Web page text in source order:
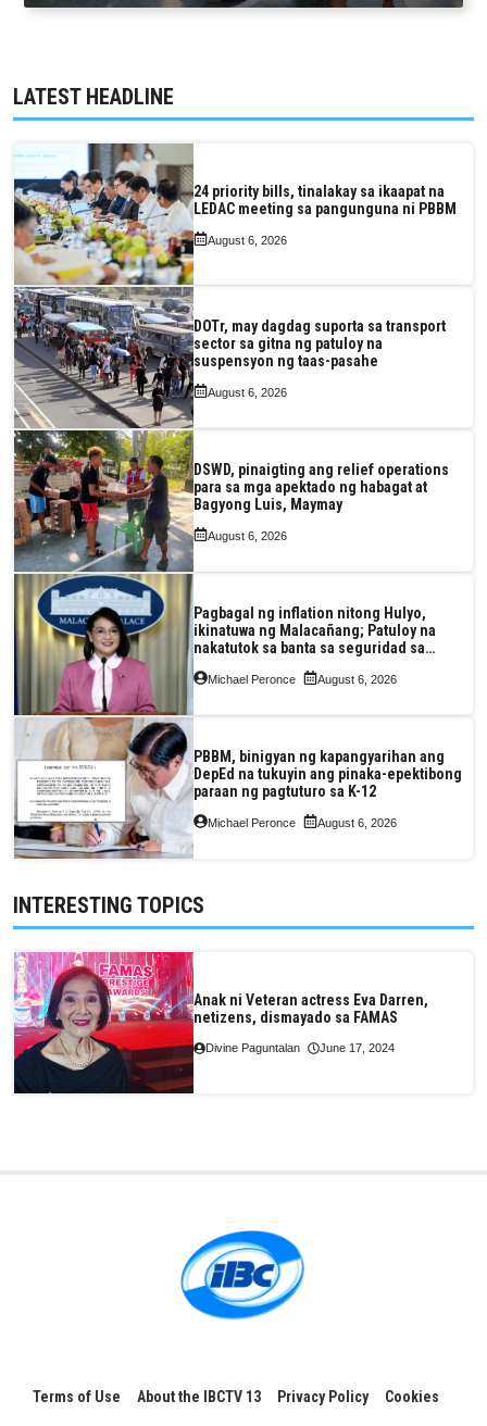
LATEST HEADLINE
24 priority bills, tinalakay sa ikaapat na
LEDAC meeting sa pangunguna ni PBBM
August 6, 2026
DOTr, may dagdag suporta sa transport
sector sa gitna ng patuloy na
suspensyon ng taas-pasahe
August 6, 2026
DSWD, pinaigting ang relief operations
para sa mga apektado ng habagat at
Bagyong Luis, Maymay
August 6, 2026
Pagbagal ng inflation nitong Hulyo,
ikinatuwa ng Malacañang; Patuloy na
nakatutok sa banta sa seguridad sa
pagkain, enerhiya
Michael Peronce August 6, 2026
PBBM, binigyan ng kapangyarihan ang
DepEd na tukuyin ang pinaka-epektibong
paraan ng pagtuturo sa K-12
Michael Peronce August 6, 2026
INTERESTING TOPICS
Anak ni Veteran actress Eva Darren,
netizens, dismayado sa FAMAS
Divine Paguntalan June 17, 2024
Terms of Use About the IBCTV 13 Privacy Policy Cookies